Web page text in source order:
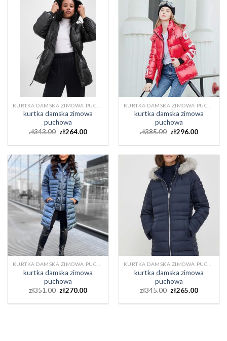
kurtka damska zimowa
puchowa
zł343.00 zł264.00
kurtka damska zimowa
puchowa
zł385.00 zł296.00
kurtka damska zimowa
puchowa
zł351.00 zł270.00
kurtka damska zimowa
puchowa
zł345.00 zł265.00